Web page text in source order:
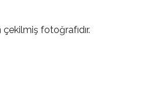
fotoğrafıdır.